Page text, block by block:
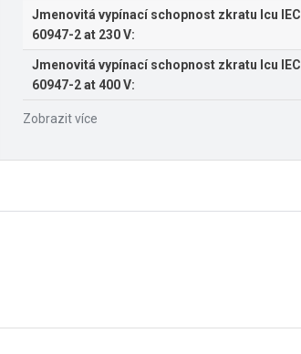
Jmenovitá vypínací schopnost zkratu Icu IEC
60947-2 at 230 V:
Jmenovitá vypínací schopnost zkratu Icu IEC
60947-2 at 400 V:
Zobrazit více